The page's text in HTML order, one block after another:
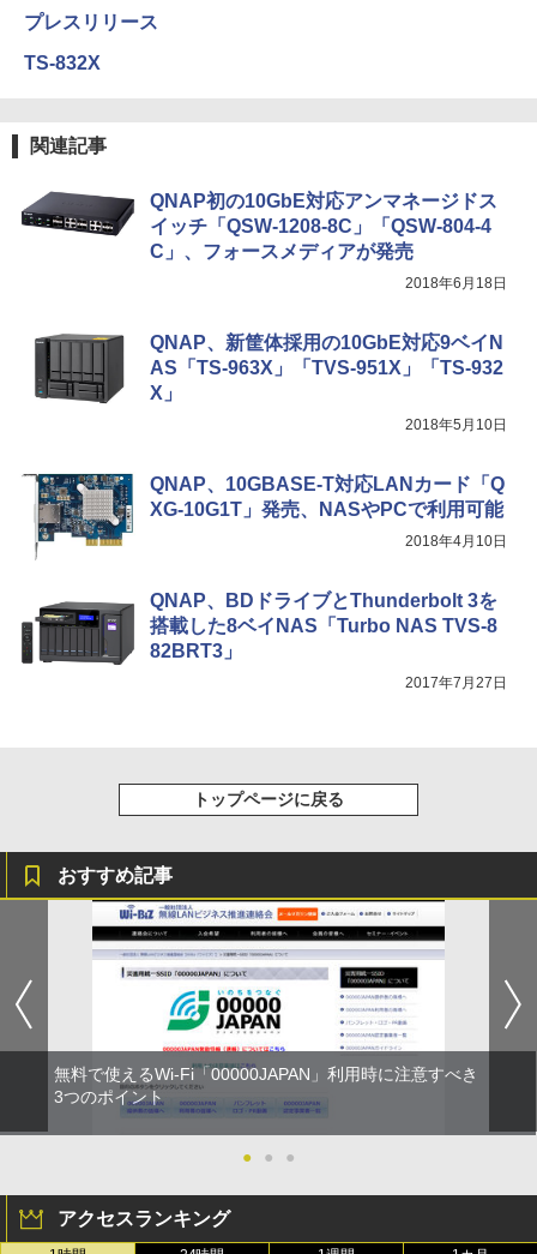
プレスリリース
TS-832X
関連記事
QNAP初の10GbE対応アンマネージドス
イッチ「QSW-1208-8C」「QSW-804-4
C」、フォースメディアが発売
2018年6月18日
QNAP、新筐体採用の10GbE対応9ベイN
AS「TS-963X」「TVS-951X」「TS-932
X」
2018年5月10日
QNAP、10GBASE-T対応LANカード「Q
XG-10G1T」発売、NASやPCで利用可能
2018年4月10日
QNAP、BDドライブとThunderbolt 3を
搭載した8ベイNAS「Turbo NAS TVS-8
82BRT3」
2017年7月27日
トップページに戻る
おすすめ記事
無料で使えるWi-Fi「00000JAPAN」利用時に注意すべき
3つのポイント
● ● ●
アクセスランキング